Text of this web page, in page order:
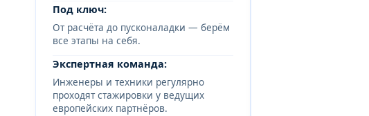
Под ключ:
От расчёта до пусконаладки — берём
все этапы на себя.
Экспертная команда:
Инженеры и техники регулярно
проходят стажировки у ведущих
европейских партнёров.